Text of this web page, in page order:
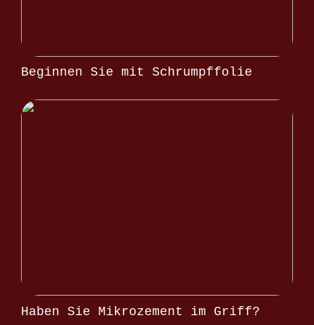
Beginnen Sie mit Schrumpffolie
Haben Sie Mikrozement im Griff?